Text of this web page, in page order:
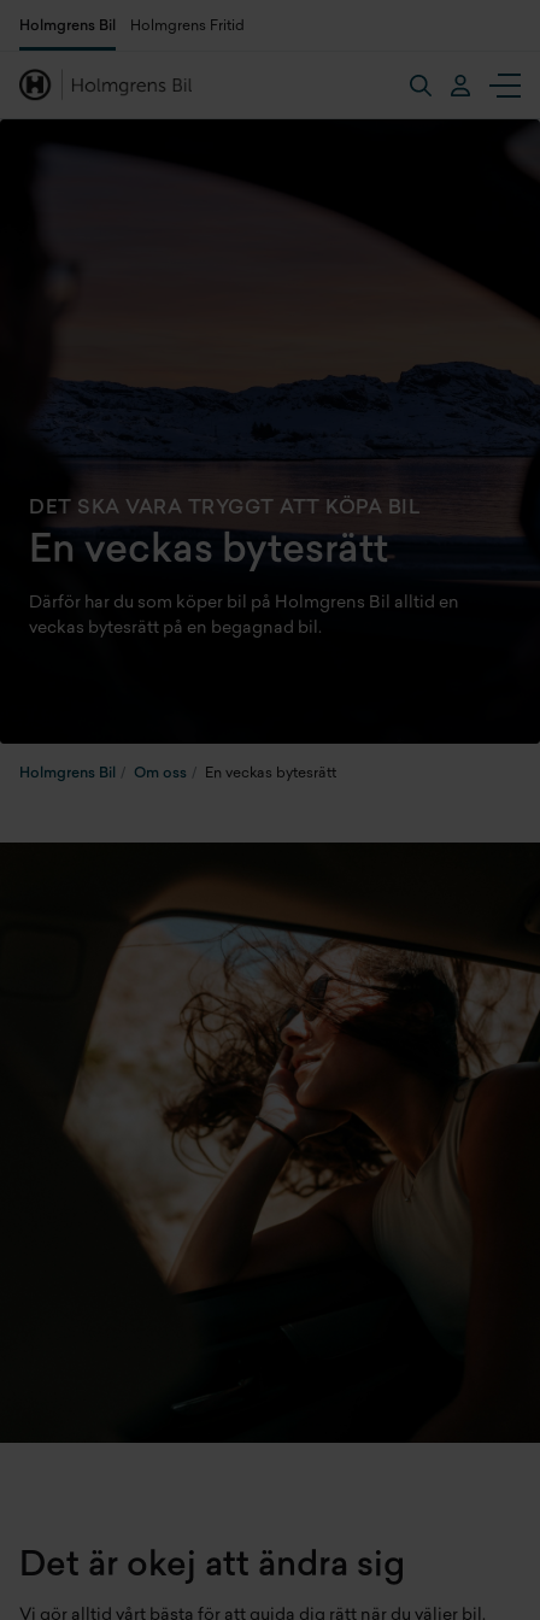
Holmgrens Bil Holmgrens Fritid
DET SKA VARA TRYGGT ATT KÖPA BIL
En veckas bytesrätt
Därför har du som köper bil på Holmgrens Bil alltid en
veckas bytesrätt på en begagnad bil.
Holmgrens Bil Om oss En veckas bytesrätt
Det är okej att ändra sig
Vi gör alltid vårt bästa för att guida dig rätt när du väljer bil.